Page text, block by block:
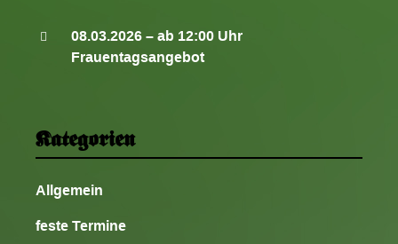
08.03.2026 – ab 12:00 Uhr
Frauentagsangebot
Kategorien
Allgemein
feste Termine